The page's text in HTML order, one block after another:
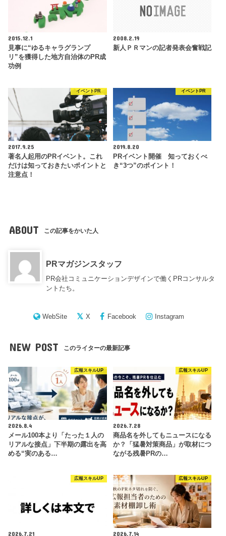
2015.12.1
見事に“ゆるキャラグランプ
リ”を獲得した地方自治体のPR成
功例
2008.2.19
新人ＰＲマンの記者発表会奮戦記
イベントPR
2017.9.25
著名人起用のPRイベント。これ
だけは知っておきたいポイントと
注意点！
イベントPR
2019.8.20
PRイベント開催 知っておくべ
き“3つ”のポイント！
ABOUT この記事をかいた人
PRマガジンスタッフ
PR会社コミュニケーションデザインで働くPRコンサルタ
ントたち。
WebSite X Facebook Instagram
NEW POST このライターの最新記事
広報スキルUP
2026.8.4
メール100本より「たった１人の
リアルな接点」下半期の露出を高
める“実のある…
広報スキルUP
2026.7.28
商品名を外してもニュースになる
か？「猛暑対策商品」が取材につ
ながる残暑PRの…
広報スキルUP
2026.7.21
広報スキルUP
2026.7.14